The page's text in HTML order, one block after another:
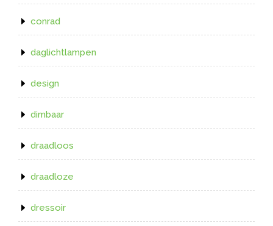
conrad
daglichtlampen
design
dimbaar
draadloos
draadloze
dressoir